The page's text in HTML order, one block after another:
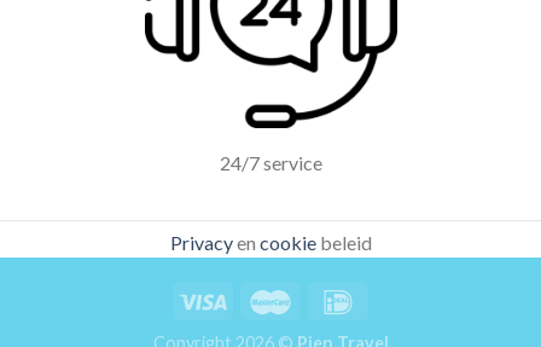
24/7 service
Privacyen cookiebeleid
Copyright 2026 © Pien Travel